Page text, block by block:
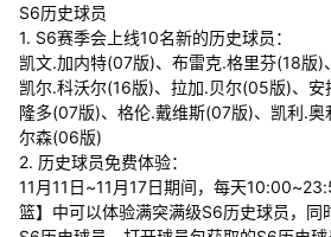
S6历史球员
1. S6赛季会上线10名新的历史球员：
凯文.加内特(07版)、布雷克.格里芬(18版)
凯尔.科沃尔(16版)、拉加.贝尔(05版)、
隆多(07版)、格伦.戴维斯(07版)、凯利.
尔森(06版)
2. 历史球员免费体验：
11月11日~11月17日期间，每天
篮】中可以体验满突满级S6历史球员，同